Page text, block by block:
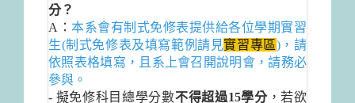
分？
A：本系會有制式免修表提供給各位學期實習
生(制式免修表及填寫範例請見實習專區)，請
依照表格填寫，且系上會召開說明會，請務必
參與。
- 擬免修科目總學分數不得超過15學分，若欲